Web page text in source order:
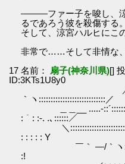
―――ファー子を唆し、涼
るであろう彼を殺傷する。
そして、涼宮ハルヒにこ
非常で……そして非情な、
17 名前：
扇子(神奈川県)[]
ID:3KTs1U8y0
／￣＼
｀ヽ::::::::::::::::::::::::::::／
＿＿__
:｀: :-. .､::::::／
＼
: : : : : Y
￣｀ ―/｀ヽ
:!